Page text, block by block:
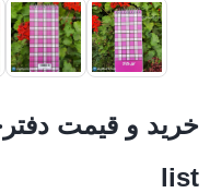
list